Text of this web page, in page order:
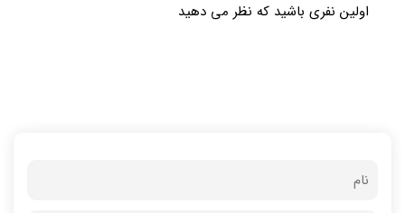
اولین نفری باشید که نظر می دهید